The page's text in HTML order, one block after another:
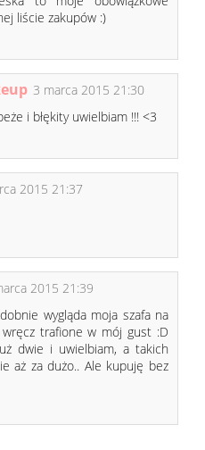
liście zakupów :)
3 marca 2015 21:30
i błękity uwielbiam !!! <3
2015 21:37
2015 21:39
wygląda moja szafa na
wręcz trafione w mój gust :D
dwie i uwielbiam, a takich
aż za dużo.. Ale kupuję bez